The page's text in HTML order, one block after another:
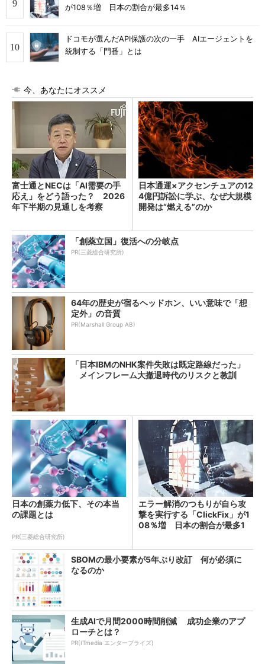
が108％増 日本の割合が最多14％
ドコモが選んだAPI保護の次の一手 AIエージェントを
統制する「門番」とは
今、あなたにオススメ
富士通とNECは「AI需要の手
応え」をどう語った？ 2026
年下半期の見通しを考察
日本通運×アクセンチュアの12
4億円訴訟に学ぶ、なぜ大規模
開発は“燃える”のか
「創薬立国」復活への分岐点
PR(三菱総合研究所)
64年の歴史が宿るヘッドホン、いい意味で「想
定外」の音質
PR(Marshall Group AB)
「日本IBMのNHK案件失敗は既定路線だった」
メインフレーム大撤退時代のリスクと教訓
日本の創薬力低下、その本当
の課題とは
PR(三菱総合研究所)
エラー解消のつもりが自ら攻
撃を実行する「ClickFix」が1
08％増 日本の割合が最多1
SBOMの最小要素が5年ぶり改訂 何が必須に
なるのか
生成AIで月間2000時間削減 成功企業のアプ
ローチとは？
PR(ITmedia エンタープライズ)